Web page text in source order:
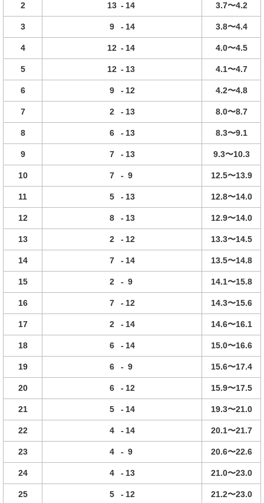
2 13 - 14 3.7〜4.2
3 9 - 14 3.8〜4.4
4 12 - 14 4.0〜4.5
5 12 - 13 4.1〜4.7
6 9 - 12 4.2〜4.8
7 2 - 13 8.0〜8.7
8 6 - 13 8.3〜9.1
9 7 - 13 9.3〜10.3
10 7 - 9 12.5〜13.9
11 5 - 13 12.8〜14.0
12 8 - 13 12.9〜14.0
13 2 - 12 13.3〜14.5
14 7 - 14 13.5〜14.8
15 2 - 9 14.1〜15.8
16 7 - 12 14.3〜15.6
17 2 - 14 14.6〜16.1
18 6 - 14 15.0〜16.6
19 6 - 9 15.6〜17.4
20 6 - 12 15.9〜17.5
21 5 - 14 19.3〜21.0
22 4 - 14 20.1〜21.7
23 4 - 9 20.6〜22.6
24 4 - 13 21.0〜23.0
25 5 - 12 21.2〜23.0